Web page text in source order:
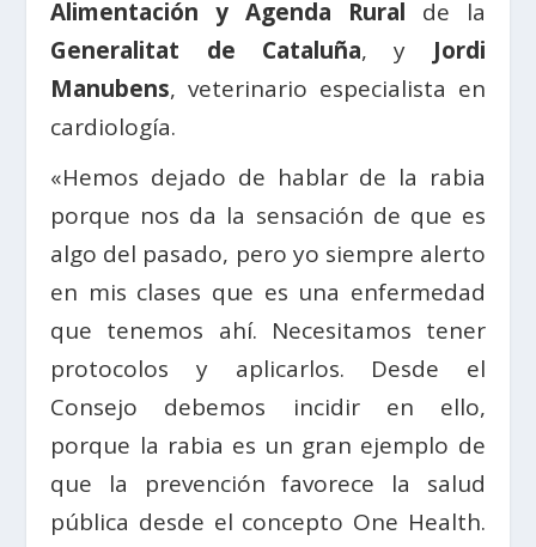
Alimentación y Agenda Rural de la
Generalitat de Cataluña, y Jordi
Manubens, veterinario especialista en
cardiología.
«Hemos dejado de hablar de la rabia
porque nos da la sensación de que es
algo del pasado, pero yo siempre alerto
en mis clases que es una enfermedad
que tenemos ahí. Necesitamos tener
protocolos y aplicarlos. Desde el
Consejo debemos incidir en ello,
porque la rabia es un gran ejemplo de
que la prevención favorece la salud
pública desde el concepto One Health.